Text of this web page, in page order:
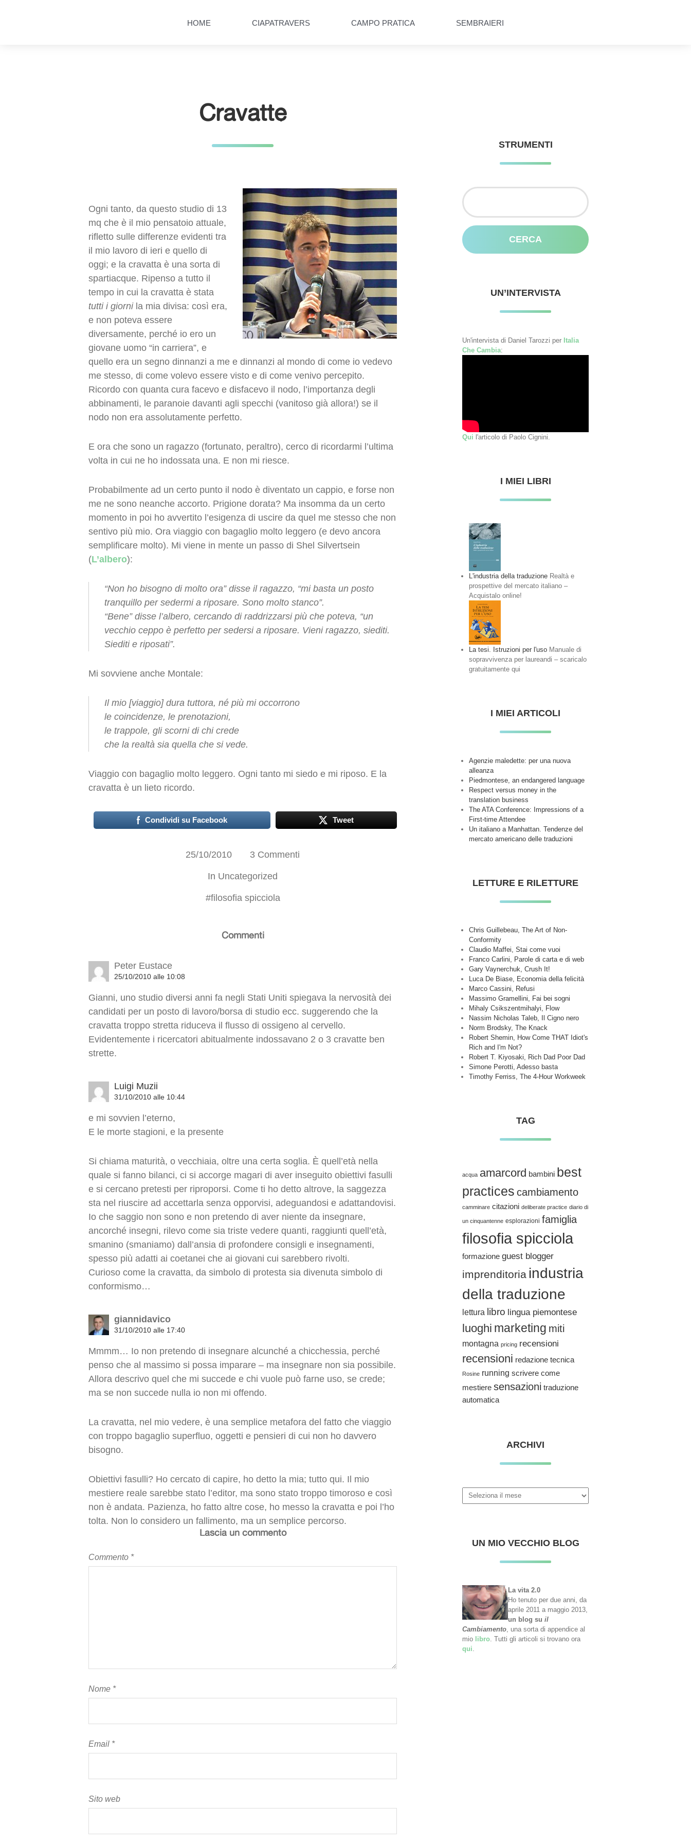
HOME CIAPATRAVERS CAMPO PRATICA SEMBRAIERI
Cravatte
Ogni tanto, da questo studio di 13
mq che è il mio pensatoio attuale,
rifletto sulle differenze evidenti tra
il mio lavoro di ieri e quello di
oggi; e la cravatta è una sorta di
spartiacque. Ripenso a tutto il
tempo in cui la cravatta è stata
tutti i giornila mia divisa: così era,
e non poteva essere
diversamente, perché io ero un
giovane uomo “in carriera”, e
quello era un segno dinnanzi a me e dinnanzi al mondo di come io vedevo
me stesso, di come volevo essere visto e di come venivo percepito.
Ricordo con quanta cura facevo e disfacevo il nodo, l’importanza degli
abbinamenti, le paranoie davanti agli specchi (vanitoso già allora!) se il
nodo non era assolutamente perfetto.
E ora che sono un ragazzo (fortunato, peraltro), cerco di ricordarmi l’ultima
volta in cui ne ho indossata una. E non mi riesce.
Probabilmente ad un certo punto il nodo è diventato un cappio, e forse non
me ne sono neanche accorto. Prigione dorata? Ma insomma da un certo
momento in poi ho avvertito l’esigenza di uscire da quel me stesso che non
sentivo più mio. Ora viaggio con bagaglio molto leggero (e devo ancora
semplificare molto). Mi viene in mente un passo di Shel Silvertsein
(L’albero):
“Non ho bisogno di molto ora” disse il ragazzo, “mi basta un posto
tranquillo per sedermi a riposare. Sono molto stanco”.
“Bene” disse l’albero, cercando di raddrizzarsi più che poteva, “un
vecchio ceppo è perfetto per sedersi a riposare. Vieni ragazzo, siediti.
Siediti e riposati”.
Mi sovviene anche Montale:
Il mio [viaggio] dura tuttora, né più mi occorrono
le coincidenze, le prenotazioni,
le trappole, gli scorni di chi crede
che la realtà sia quella che si vede.
Viaggio con bagaglio molto leggero. Ogni tanto mi siedo e mi riposo. E la
cravatta è un lieto ricordo.
Condividi su Facebook Tweet
25/10/2010 3 Commenti
In Uncategorized
#filosofia spicciola
Commenti
Peter Eustace
25/10/2010 alle 10:08
Gianni, uno studio diversi anni fa negli Stati Uniti spiegava la nervosità dei
candidati per un posto di lavoro/borsa di studio ecc. suggerendo che la
cravatta troppo stretta riduceva il flusso di ossigeno al cervello.
Evidentemente i ricercatori abitualmente indossavano 2 o 3 cravatte ben
strette.
Luigi Muzii
31/10/2010 alle 10:44
e mi sovvien l’eterno,
E le morte stagioni, e la presente
Si chiama maturità, o vecchiaia, oltre una certa soglia. È quell’età nella
quale si fanno bilanci, ci si accorge magari di aver inseguito obiettivi fasulli
e si cercano pretesti per riproporsi. Come ti ho detto altrove, la saggezza
sta nel riuscire ad accettarla senza opporvisi, adeguandosi e adattandovisi.
Io che saggio non sono e non pretendo di aver niente da insegnare,
ancorché insegni, rilevo come sia triste vedere quanti, raggiunti quell’età,
smanino (smaniamo) dall’ansia di profondere consigli e insegnamenti,
spesso più adatti ai coetanei che ai giovani cui sarebbero rivolti.
Curioso come la cravatta, da simbolo di protesta sia divenuta simbolo di
conformismo…
giannidavico
31/10/2010 alle 17:40
Mmmm… Io non pretendo di insegnare alcunché a chicchessia, perché
penso che al massimo si possa imparare – ma insegnare non sia possibile.
Allora descrivo quel che mi succede e chi vuole può farne uso, se crede;
ma se non succede nulla io non mi offendo.
La cravatta, nel mio vedere, è una semplice metafora del fatto che viaggio
con troppo bagaglio superfluo, oggetti e pensieri di cui non ho davvero
bisogno.
Obiettivi fasulli? Ho cercato di capire, ho detto la mia; tutto qui. Il mio
mestiere reale sarebbe stato l’editor, ma sono stato troppo timoroso e così
non è andata. Pazienza, ho fatto altre cose, ho messo la cravatta e poi l’ho
tolta. Non lo considero un fallimento, ma un semplice percorso.
Lascia un commento
Commento *
Nome *
Email *
Sito web
STRUMENTI
Ricerca
per:
UN’INTERVISTA
Un'intervista di Daniel Tarozzi per Italia
Che Cambia:
Qui l'articolo di Paolo Cignini.
I MIEI LIBRI
L'industria della traduzioneRealtà e
prospettive del mercato italiano –
Acquistalo online!
La tesi. Istruzioni per l'usoManuale di
sopravvivenza per laureandi – scaricalo
gratuitamente qui
I MIEI ARTICOLI
Agenzie maledette: per una nuova
alleanza
Piedmontese, an endangered language
Respect versus money in the
translation business
The ATA Conference: Impressions of a
First-time Attendee
Un italiano a Manhattan. Tendenze del
mercato americano delle traduzioni
LETTURE E RILETTURE
Chris Guillebeau, The Art of Non-
Conformity
Claudio Maffei, Stai come vuoi
Franco Carlini, Parole di carta e di web
Gary Vaynerchuk, Crush It!
Luca De Biase, Economia della felicità
Marco Cassini, Refusi
Massimo Gramellini, Fai bei sogni
Mihaly Csikszentmihalyi, Flow
Nassim Nicholas Taleb, Il Cigno nero
Norm Brodsky, The Knack
Robert Shemin, How Come THAT Idiot's
Rich and I'm Not?
Robert T. Kiyosaki, Rich Dad Poor Dad
Simone Perotti, Adesso basta
Timothy Ferriss, The 4-Hour Workweek
TAG
acqua amarcord bambini best
practices cambiamento
camminare citazioni deliberate practice diario di
un cinquantenne esplorazioni famiglia
filosofia spicciola
formazione guest blogger
imprenditoria industria
della traduzione
lettura libro lingua piemontese
luoghi marketing miti
montagna pricing recensioni
recensioni redazione tecnica
Rosine running scrivere come
mestiere sensazioni traduzione
automatica
ARCHIVI
Archivi
UN MIO VECCHIO BLOG
La vita 2.0
Ho tenuto per due anni, da
aprile 2011 a maggio 2013,
un blog su il
Cambiamento, una sorta di appendice al
mio libro. Tutti gli articoli si trovano ora
qui.